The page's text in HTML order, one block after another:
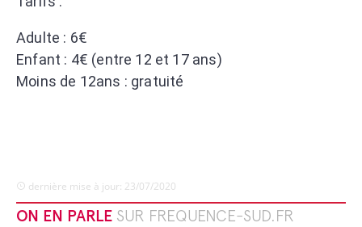
Adulte : 6€
Enfant : 4€ (entre 12 et 17 ans)
Moins de 12ans : gratuité
dernière mise à jour: 23/07/2020
ON EN PARLE SUR FREQUENCE-SUD.FR